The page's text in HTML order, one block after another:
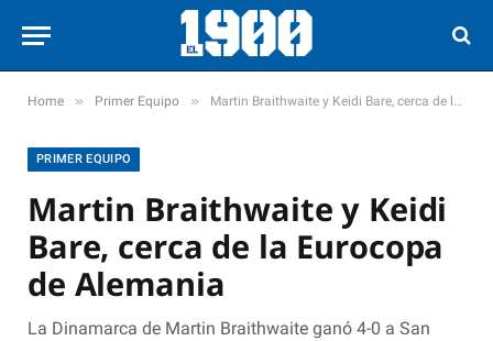
Home » Primer Equipo » Martin Braithwaite y Keidi Bare, cerca de la Eurocopa de Alemania
PRIMER EQUIPO
Martin Braithwaite y Keidi
Bare, cerca de la Eurocopa
de Alemania
La Dinamarca de Martin Braithwaite ganó 4-0 a San